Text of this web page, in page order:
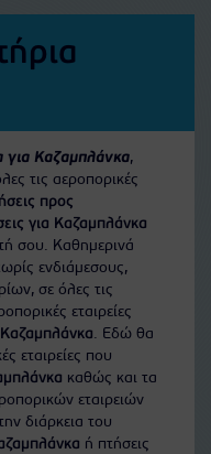
για Καζαμπλάνκα,
τις αεροπορικές
προς
για Καζαμπλάνκα
σου. Καθημερινά
ενδιάμεσους,
σε όλες τις
εταιρείες
Καζαμπλάνκα. Εδώ θα
εταιρείες που
καθώς και τα
εταιρειών
διάρκεια του
ή πτήσεις